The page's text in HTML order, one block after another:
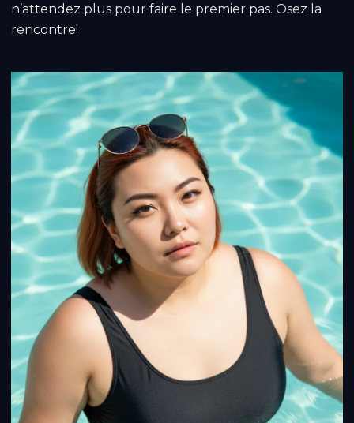
n’attendez plus pour faire le premier pas. Osez la
rencontre!